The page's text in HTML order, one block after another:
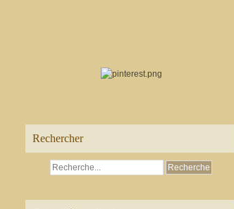
Rechercher